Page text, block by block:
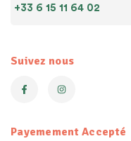
+33 6 15 11 64 02
Suivez nous
Payemement Accepté